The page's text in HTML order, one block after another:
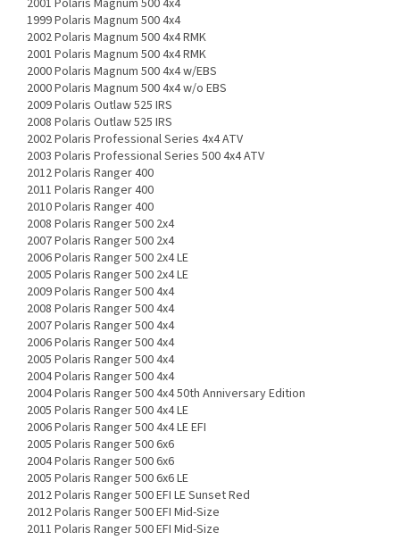
2001 Polaris Magnum 500 4x4
1999 Polaris Magnum 500 4x4
2002 Polaris Magnum 500 4x4 RMK
2001 Polaris Magnum 500 4x4 RMK
2000 Polaris Magnum 500 4x4 w/EBS
2000 Polaris Magnum 500 4x4 w/o EBS
2009 Polaris Outlaw 525 IRS
2008 Polaris Outlaw 525 IRS
2002 Polaris Professional Series 4x4 ATV
2003 Polaris Professional Series 500 4x4 ATV
2012 Polaris Ranger 400
2011 Polaris Ranger 400
2010 Polaris Ranger 400
2008 Polaris Ranger 500 2x4
2007 Polaris Ranger 500 2x4
2006 Polaris Ranger 500 2x4 LE
2005 Polaris Ranger 500 2x4 LE
2009 Polaris Ranger 500 4x4
2008 Polaris Ranger 500 4x4
2007 Polaris Ranger 500 4x4
2006 Polaris Ranger 500 4x4
2005 Polaris Ranger 500 4x4
2004 Polaris Ranger 500 4x4
2004 Polaris Ranger 500 4x4 50th Anniversary Edition
2005 Polaris Ranger 500 4x4 LE
2006 Polaris Ranger 500 4x4 LE EFI
2005 Polaris Ranger 500 6x6
2004 Polaris Ranger 500 6x6
2005 Polaris Ranger 500 6x6 LE
2012 Polaris Ranger 500 EFI LE Sunset Red
2012 Polaris Ranger 500 EFI Mid-Size
2011 Polaris Ranger 500 EFI Mid-Size